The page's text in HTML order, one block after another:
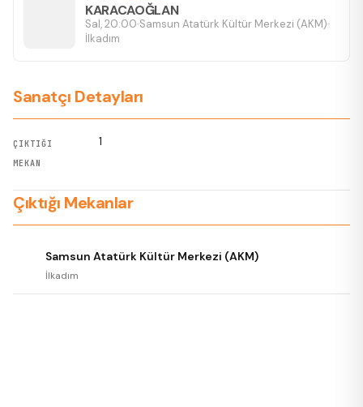
KARACAOĞLAN
Sal, 20:00 Samsun Atatürk Kültür Merkezi (AKM)
İlkadım
Sanatçı Detayları
ÇIKTIĞI
MEKAN
1
Çıktığı Mekanlar
Samsun Atatürk Kültür Merkezi (AKM)
İlkadım